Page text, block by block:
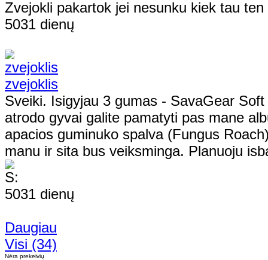
Zvejokli pakartok jei nesunku kiek tau
5031 dienų
zvejoklis
Sveiki. Isigyjau 3 gumas - SavaGear
atrodo gyvai galite pamatyti pas mane
apacios guminuko spalva (Fungus
manu ir sita bus veiksminga. Planuoju
5031 dienų
Daugiau
Visi (34)
Nėra prekeivių